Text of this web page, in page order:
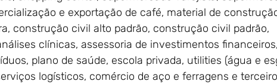
e exportação de café, material de
construção civil alto padrão, construção civil padrão,
clínicas, assessoria de investimentos
plano de saúde, escola privada, utilities (água e
logísticos, comércio de aço e ferragens e